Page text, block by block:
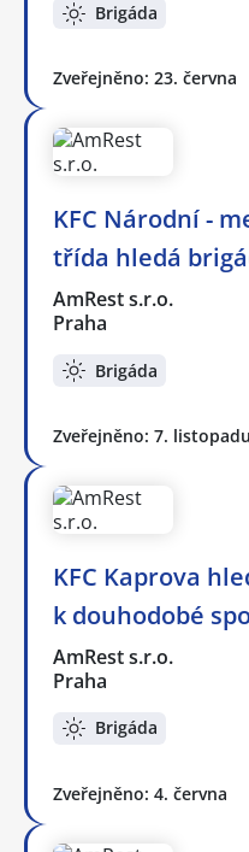
Brigáda
Zveřejněno: 23. června
KFC Národní -
třída hledá
AmRest s.r.o.
Praha
Brigáda
Zveřejněno: 7. listopadu
KFC Kaprova
k douhodobé
AmRest s.r.o.
Praha
Brigáda
Zveřejněno: 4. června